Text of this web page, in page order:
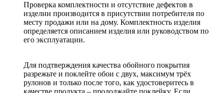
Проверка комплектности и отсутствие дефектов в
изделии производится в присутствии потребителя по
месту продажи или на дому. Комплектность изделия
определяется описанием изделия или руководством по
его эксплуатации.
Для подтверждения качества обойного покрытия
разрежьте и поклейте обои с двух, максимум трёх
рулонов и только после того, как удостоверитесь в
качестве продукта – продолжайте поклейку. Если